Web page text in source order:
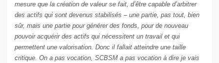
mesure que la création de valeur se fait, d’être capable d’arbitrer
des actifs qui sont devenus stabilisés – une partie, pas tout, bien
sûr, mais une partie pour générer des fonds, pour de nouveau
pouvoir acquérir des actifs qui nécessitent un travail et qui
permettent une valorisation. Donc il fallait atteindre une taille
critique. On a pas vocation, SCBSM a pas vocation à dire je vais